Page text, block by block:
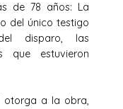
de 78 años: La
del único testigo
disparo, las
que estuvieron
a la obra,